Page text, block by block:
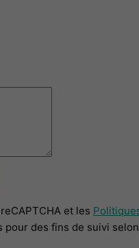
et les
pour des fins de suivi